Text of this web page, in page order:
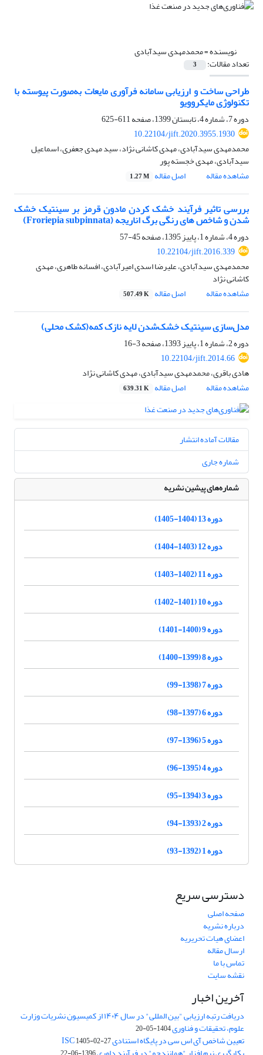
نویسنده =محمدمهدی سیدآبادی
تعداد مقالات: 3
طراحی ساخت و ارزیابی سامانه فرآوری مایعات به‌صورت پیوسته با
تکنولوژی مایکروویو
دوره 7، شماره 4، تابستان 1399، صفحه
611-625
10.22104/jift.2020.3955.1930
محمدمهدی سیدآبادی، مهدی کاشانی نژاد، سید مهدی جعفری، اسماعیل
سیدآبادی، مهدی خجسته پور
مشاهده مقاله
اصل مقاله 1.27 M
بررسی تاثیر فرآیند خشک کردن مادون قرمز بر سینتیک خشک
شدن و شاخص های رنگی برگ اناریجه (Froriepia subpinnata)
دوره 4، شماره 1، پاییز 1395، صفحه
45-57
10.22104/jift.2016.339
محمدمهدی سیدآبادی، علیرضا اسدی امیرآبادی، افسانه طاهری، مهدی
کاشانی نژاد
مشاهده مقاله
اصل مقاله 507.49 K
مدل‌سازی سینتیک خشک‌شدن لایه نازک کمه(کشک محلی)
دوره 2، شماره 1، پاییز 1393، صفحه
3-16
10.22104/jift.2014.66
هادی باقری، محمدمهدی سیدآبادی، مهدی کاشانی نژاد
مشاهده مقاله
اصل مقاله 639.31 K
مقالات آماده انتشار
شماره جاری
شماره‌های پیشین نشریه
دوره 13 (1404-1405)
دوره 12 (1403-1404)
دوره 11 (1402-1403)
دوره 10 (1401-1402)
دوره 9 (1400-1401)
دوره 8 (1399-1400)
دوره 7 (1398-99)
دوره 6 (1397-98)
دوره 5 (1396-97)
دوره 4 (1395-96)
دوره 3 (1394-95)
دوره 2 (1393-94)
دوره 1 (1392-93)
دسترسی سریع
صفحه اصلی
درباره نشریه
اعضای هیات تحریریه
ارسال مقاله
تماس با ما
نقشه سایت
آخرین اخبار
دریافت رتبه ارزیابی "بین المللی" در سال ۱۴۰۴ از کمیسیون نشریات وزارت
علوم، تحقیقات و فناوری1404-05-20
تعیین شاخص آی اس سی در پایگاه استنادی ISC1405-02-27